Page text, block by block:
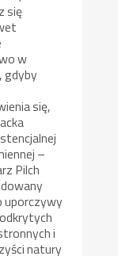
się
w
gdyby
się,
–
Pilch
uporczywy
i
natury